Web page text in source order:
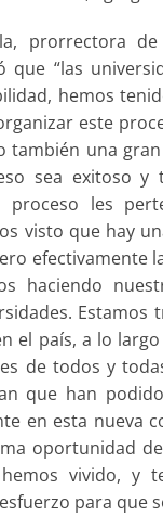
prorrectora
que “las
hemos
este
también una
sea exitoso y
les
visto que hay
efectivamente
haciendo
Estamos
el país, a lo
de todos y
que han
en esta nueva
oportunidad
vivido, y
para que